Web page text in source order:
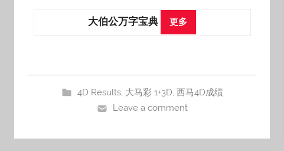
大伯公万字宝典 更多
4D Results, 大马彩 1+3D, 西马4D成绩
Leave a comment